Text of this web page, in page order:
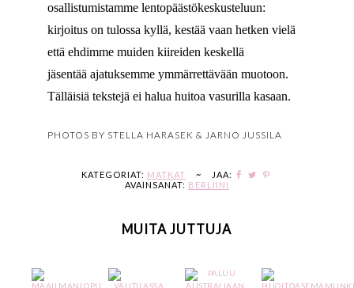
osallistumistamme lentopäästökeskusteluun:
kirjoitus on tulossa kyllä, kestää vaan hetken vielä
että ehdimme muiden kiireiden keskellä
jäsentää ajatuksemme ymmärrettävään muotoon.
Tälläisiä tekstejä ei halua huitoa vasurilla kasaan.
PHOTOS BY STELLA HARASEK & JARNO JUSSILA
KATEGORIAT: MATKAT ~
JAA:
AVAINSANAT: BERLIINI
MUITA JUTTUJA